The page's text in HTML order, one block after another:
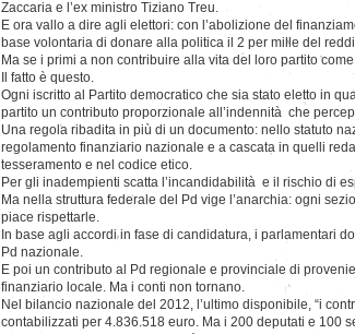
Zaccaria e l’ex ministro Tiziano Treu.
E ora vallo a dire agli elettori: con l’abolizione del
base volontaria di donare alla politica il 2 per mille del
Ma se i primi a non contribuire alla vita del loro partito
Il fatto è questo.
Ogni iscritto al Partito democratico che sia stato eletto in
partito un contributo proporzionale all’indennità che
Una regola ribadita in più di un documento: nello statuto
regolamento finanziario nazionale e a cascata in quelli
tesseramento e nel codice etico.
Per gli inadempienti scatta l’incandidabilità e il rischio di
Ma nella struttura federale del Pd vige l’anarchia: ogni
piace rispettarle.
In base agli accordi in fase di candidatura, i parlamentari
Pd nazionale.
E poi un contributo al Pd regionale e provinciale di
finanziario locale. Ma i conti non tornano.
Nel bilancio nazionale del 2012, l’ultimo disponibile, “i
contabilizzati per 4.836.518 euro. Ma i 200 deputati e 100